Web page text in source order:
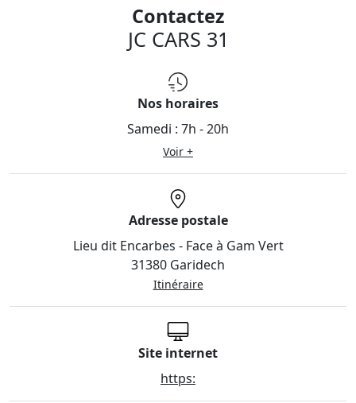
Contactez
JC CARS 31
Nos horaires
Samedi : 7h - 20h
Voir +
Adresse postale
Lieu dit Encarbes - Face à Gam Vert
31380 Garidech
Itinéraire
Site internet
https: